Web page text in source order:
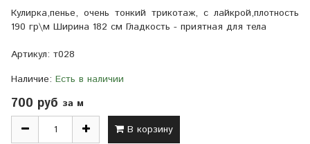
Кулирка,пенье, очень тонкий трикотаж, с лайкрой,плотность
190 гр\м Ширина 182 см Гладкость - приятная для тела
Артикул: т028
Наличие: Есть в наличии
700 руб за м
В корзину